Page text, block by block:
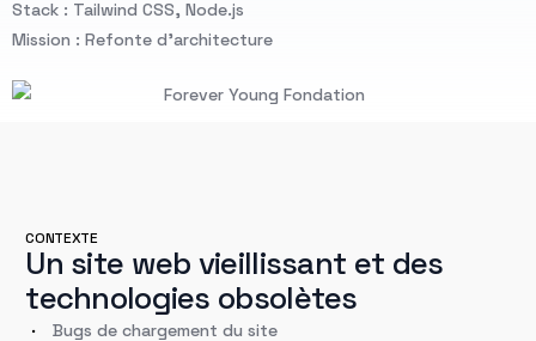
Stack : Tailwind CSS, Node.js
Mission : Refonte d’architecture
CONTEXTE
Un site web vieillissant et des
technologies obsolètes
Bugs de chargement du site